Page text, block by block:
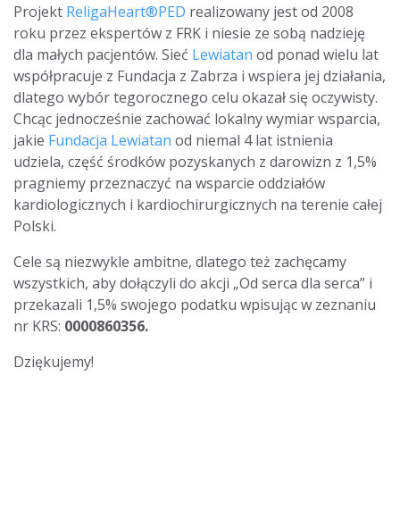
Projekt ReligaHeart®PED realizowany jest od 2008
roku przez ekspertów z FRK i niesie ze sobą nadzieję
dla małych pacjentów. Sieć Lewiatan od ponad wielu lat
współpracuje z Fundacja z Zabrza i wspiera jej działania,
dlatego wybór tegorocznego celu okazał się oczywisty.
Chcąc jednocześnie zachować lokalny wymiar wsparcia,
jakie Fundacja Lewiatan od niemal 4 lat istnienia
udziela, część środków pozyskanych z darowizn z 1,5%
pragniemy przeznaczyć na wsparcie oddziałów
kardiologicznych i kardiochirurgicznych na terenie całej
Polski.
Cele są niezwykle ambitne, dlatego też zachęcamy
wszystkich, aby dołączyli do akcji „Od serca dla serca” i
przekazali 1,5% swojego podatku wpisując w zeznaniu
nr KRS: 0000860356.
Dziękujemy!